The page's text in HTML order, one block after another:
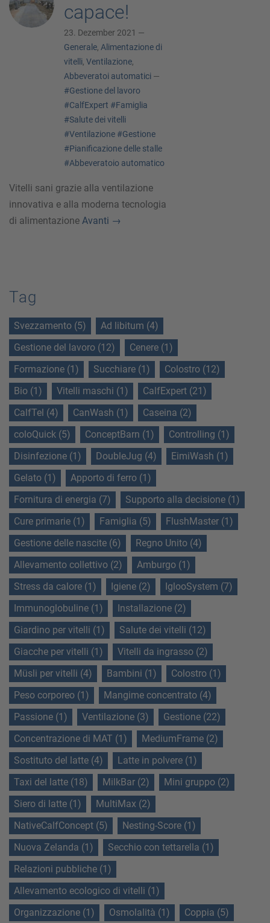
capace!
23. Dezember 2021 —
Generale, Alimentazione di
vitelli, Ventilazione,
Abbeveratoi automatici —
#Gestione del lavoro
#CalfExpert #Famiglia
#Salute dei vitelli
#Ventilazione #Gestione
#Pianificazione delle stalle
#Abbeveratoio automatico
Vitelli sani grazie alla ventilazione
innovativa e alla moderna tecnologia
di alimentazione Avanti →
Tag
Svezzamento (5)
Ad libitum (4)
Gestione del lavoro (12)
Cenere (1)
Formazione (1)
Succhiare (1)
Colostro (12)
Bio (1)
Vitelli maschi (1)
CalfExpert (21)
CalfTel (4)
CanWash (1)
Caseina (2)
coloQuick (5)
ConceptBarn (1)
Controlling (1)
Disinfezione (1)
DoubleJug (4)
EimiWash (1)
Gelato (1)
Apporto di ferro (1)
Fornitura di energia (7)
Supporto alla decisione (1)
Cure primarie (1)
Famiglia (5)
FlushMaster (1)
Gestione delle nascite (6)
Regno Unito (4)
Allevamento collettivo (2)
Amburgo (1)
Stress da calore (1)
Igiene (2)
IglooSystem (7)
Immunoglobuline (1)
Installazione (2)
Giardino per vitelli (1)
Salute dei vitelli (12)
Giacche per vitelli (1)
Vitelli da ingrasso (2)
Müsli per vitelli (4)
Bambini (1)
Colostro (1)
Peso corporeo (1)
Mangime concentrato (4)
Passione (1)
Ventilazione (3)
Gestione (22)
Concentrazione di MAT (1)
MediumFrame (2)
Sostituto del latte (4)
Latte in polvere (1)
Taxi del latte (18)
MilkBar (2)
Mini gruppo (2)
Siero di latte (1)
MultiMax (2)
NativeCalfConcept (5)
Nesting-Score (1)
Nuova Zelanda (1)
Secchio con tettarella (1)
Relazioni pubbliche (1)
Allevamento ecologico di vitelli (1)
Organizzazione (1)
Osmolalità (1) Coppia (5)